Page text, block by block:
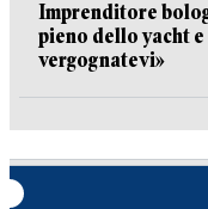
Imprenditore
pieno dello yacht e
vergognatevi»